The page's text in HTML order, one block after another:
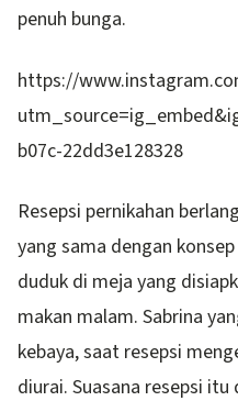
penuh bunga.
https://
b07c-22dd3e128328
Resepsi pernikahan
yang sama dengan
duduk di meja yang
makan malam. Sabrina
kebaya, saat resepsi
diurai. Suasana resepsi